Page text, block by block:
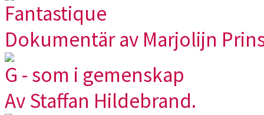
Fantastique
Dokumentär av Marjolijn
G - som i gemenskap
Av Staffan Hildebrand.